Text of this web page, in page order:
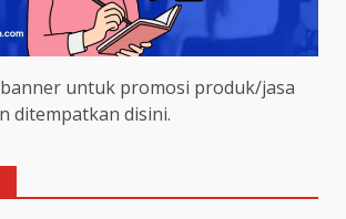
untuk promosi produk/jasa
ditempatkan disini.